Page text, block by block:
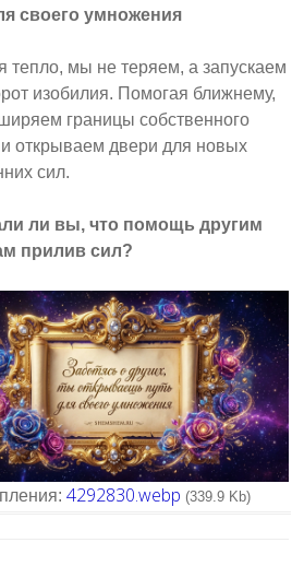
своего умножения
тепло, мы не теряем, а запускаем
изобилия. Помогая ближнему,
границы собственного
открываем двери для новых
сил.
ли вы, что помощь другим
прилив сил?
4292830.webp (339.9 Kb)